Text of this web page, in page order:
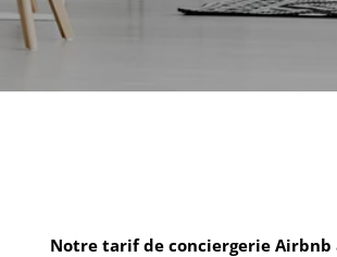
Notre tarif de conciergerie Airbnb